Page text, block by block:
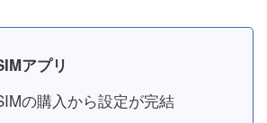
アプリ
の購入から設定が完結